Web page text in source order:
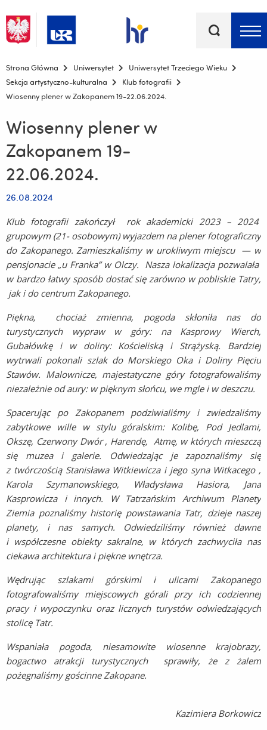
kluczowe
Menu - górna belka
Strona Główna Uniwersytet
Uniwersytet Trzeciego Wieku
Sekcja artystyczno-kulturalna
Klub fotografii
Wiosenny plener w Zakopanem 19-22.06.2024.
Wiosenny plener w
Zakopanem 19-
22.06.2024.
26.08.2024
Klub fotografii zakończył rok akademicki 2023 – 2024
grupowym (21- osobowym) wyjazdem na plener fotograficzny
do Zakopanego. Zamieszkaliśmy w urokliwym miejscu — w
pensjonacie „u Franka” w Olczy. Nasza lokalizacja pozwalała
w bardzo łatwy sposób dostać się zarówno w pobliskie Tatry,
jak i do centrum Zakopanego.
Piękna, chociaż zmienna, pogoda skłoniła nas do
turystycznych wypraw w góry: na Kasprowy Wierch,
Gubałówkę i w doliny: Kościeliską i Strążyską. Bardziej
wytrwali pokonali szlak do Morskiego Oka i Doliny Pięciu
Stawów. Malownicze, majestatyczne góry fotografowaliśmy
niezależnie od aury: w pięknym słońcu, we mgle i w deszczu.
Spacerując po Zakopanem podziwialiśmy i zwiedzaliśmy
zabytkowe wille w stylu góralskim: Kolibę, Pod Jedlami,
Okszę, Czerwony Dwór , Harendę, Atmę, w których mieszczą
się muzea i galerie. Odwiedzając je zapoznaliśmy się
z twórczością Stanisława Witkiewicza i jego syna Witkacego ,
Karola Szymanowskiego, Władysława Hasiora, Jana
Kasprowicza i innych.
W Tatrzańskim Archiwum Planety
Ziemia poznaliśmy historię powstawania Tatr, dzieje naszej
planety, i nas samych.
Odwiedziliśmy również dawne
i współczesne obiekty sakralne, w których zachwyciła nas
ciekawa architektura i piękne wnętrza.
Wędrując szlakami górskimi i ulicami Zakopanego
fotografowaliśmy miejscowych górali przy ich codziennej
pracy i wypoczynku oraz licznych turystów odwiedzających
stolicę Tatr.
Wspaniała pogoda, niesamowite wiosenne krajobrazy,
bogactwo atrakcji turystycznych sprawiły, że z żalem
pożegnaliśmy gościnne Zakopane.
Kazimiera Borkowicz